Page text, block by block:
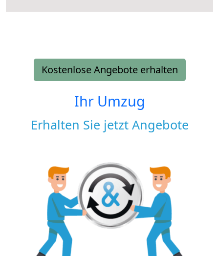
Kostenlose Angebote erhalten
Ihr Umzug
Erhalten Sie jetzt Angebote